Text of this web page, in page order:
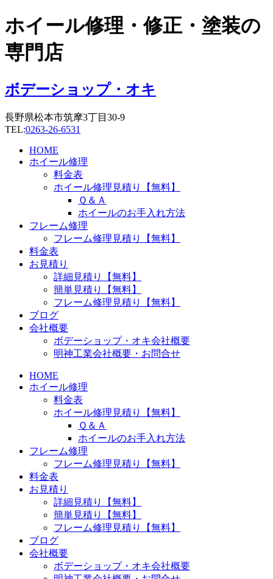
コ
ン
テ
ン
に
ス
ッ
プ
ホイール修理・修正・塗装の
専門店
ボデーショップ・オキ
長野県松本市筑摩3丁目30-9
TEL:0263-26-6531
HOME
ホイール修理
料金表
ホイール修理見積り【無料】
Ｑ＆Ａ
ホイールのお手入れ方法
フレーム修理
フレーム修理見積り【無料】
料金表
お見積り
詳細見積り【無料】
簡単見積り【無料】
フレーム修理見積り【無料】
ブログ
会社概要
ボデーショップ・オキ会社概要
明神工業会社概要・お問合せ
HOME
ホイール修理
料金表
ホイール修理見積り【無料】
Ｑ＆Ａ
ホイールのお手入れ方法
フレーム修理
フレーム修理見積り【無料】
料金表
お見積り
詳細見積り【無料】
簡単見積り【無料】
フレーム修理見積り【無料】
ブログ
会社概要
ボデーショップ・オキ会社概要